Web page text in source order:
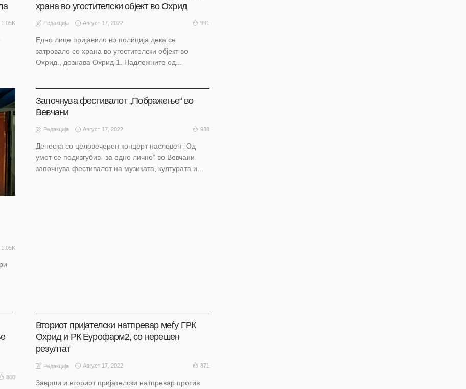
1.05K
храна во угостителски објект во Охрид
Редакција Август 17, 2022 991
Едно лице пријавило во полиција дека се
затровало со храна во угостителски објект во
Охрид., дознава Охрид 1. Надлежните од...
1.05K
Започнува фестивалот „Пображење“ во
Вевчани
Редакција Август 17, 2022 938
Денеска со целовечерен концерт насловен „Од
умот се подизгубив- за едно лично“ во Вевчани
започнува фестивалот на музиката, културата и...
800
Вториот пријателски натпревар меѓу ГРК
Охрид и РК Еурофарм2, со нерешен
резултат
Редакција Август 17, 2022 871
Заврши и вториот пријателски натпревар против